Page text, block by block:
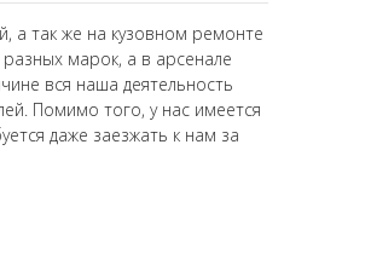
а так же на кузовном ремонте
марок, а в арсенале
вся наша деятельность
Помимо того, у нас имеется
даже заезжать к нам за